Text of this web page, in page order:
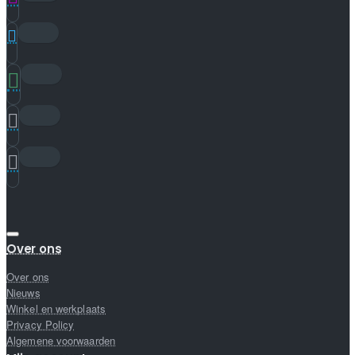
Over ons
Over ons
Nieuws
Winkel en werkplaats
Privacy Policy
Algemene voorwaarden